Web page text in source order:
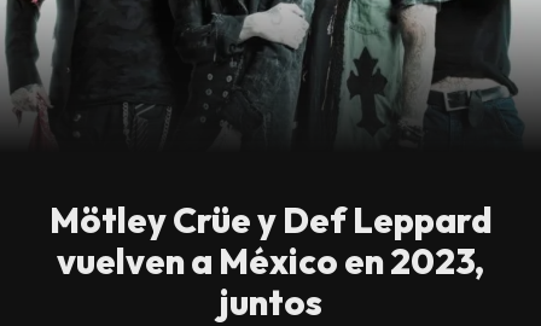
Mötley Crüe y Def Leppard
vuelven a México en 2023,
juntos